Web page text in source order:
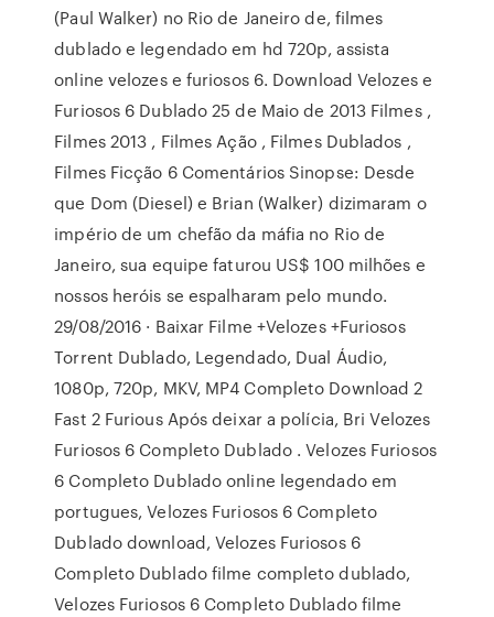
(Paul Walker) no Rio de Janeiro de, filmes
dublado e legendado em hd 720p, assista
online velozes e furiosos 6. Download Velozes e
Furiosos 6 Dublado 25 de Maio de 2013 Filmes ,
Filmes 2013 , Filmes Ação , Filmes Dublados ,
Filmes Ficção 6 Comentários Sinopse: Desde
que Dom (Diesel) e Brian (Walker) dizimaram o
império de um chefão da máfia no Rio de
Janeiro, sua equipe faturou US$ 100 milhões e
nossos heróis se espalharam pelo mundo.
29/08/2016 · Baixar Filme +Velozes +Furiosos
Torrent Dublado, Legendado, Dual Áudio,
1080p, 720p, MKV, MP4 Completo Download 2
Fast 2 Furious Após deixar a polícia, Bri Velozes
Furiosos 6 Completo Dublado . Velozes Furiosos
6 Completo Dublado online legendado em
portugues, Velozes Furiosos 6 Completo
Dublado download, Velozes Furiosos 6
Completo Dublado filme completo dublado,
Velozes Furiosos 6 Completo Dublado filme